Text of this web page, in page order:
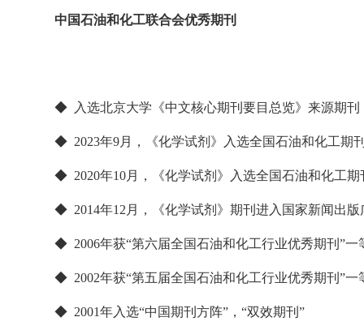
中国石油和化工联合会优秀期刊
◆ 入选北京大学《中文核心期刊要目总览》来源期刊
◆ 2023年9月，《化学试剂》入选全国石油和化工期
◆ 2020年10月，《化学试剂》入选全国石油和化工期
◆ 2014年12月，《化学试剂》期刊进入国家新闻出
◆ 2006年获“第六届全国石油和化工行业优秀期刊”一
◆ 2002年获“第五届全国石油和化工行业优秀期刊”一
◆ 2001年入选“中国期刊方阵”，“双效期刊”